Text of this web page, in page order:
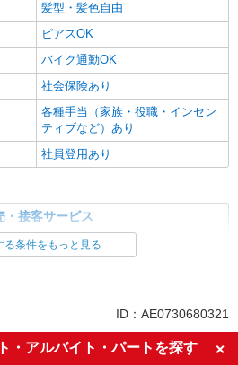
髪型・髪色自由
ピアスOK
バイク通勤OK
社会保険あり
各種手当（家族・役職・インセン
ティブなど）あり
社員登用あり
・接客サービス
ボーナス・賞与あり
車通勤OK
る条件をもっと見る
ID：AE0730680321
・アルバイト・パートを探す